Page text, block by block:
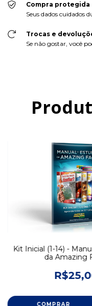
Compra protegida
Seus dados cuidados
Trocas e
Se não gostar, você
Kit Inicial (1-14) -
da Amazing